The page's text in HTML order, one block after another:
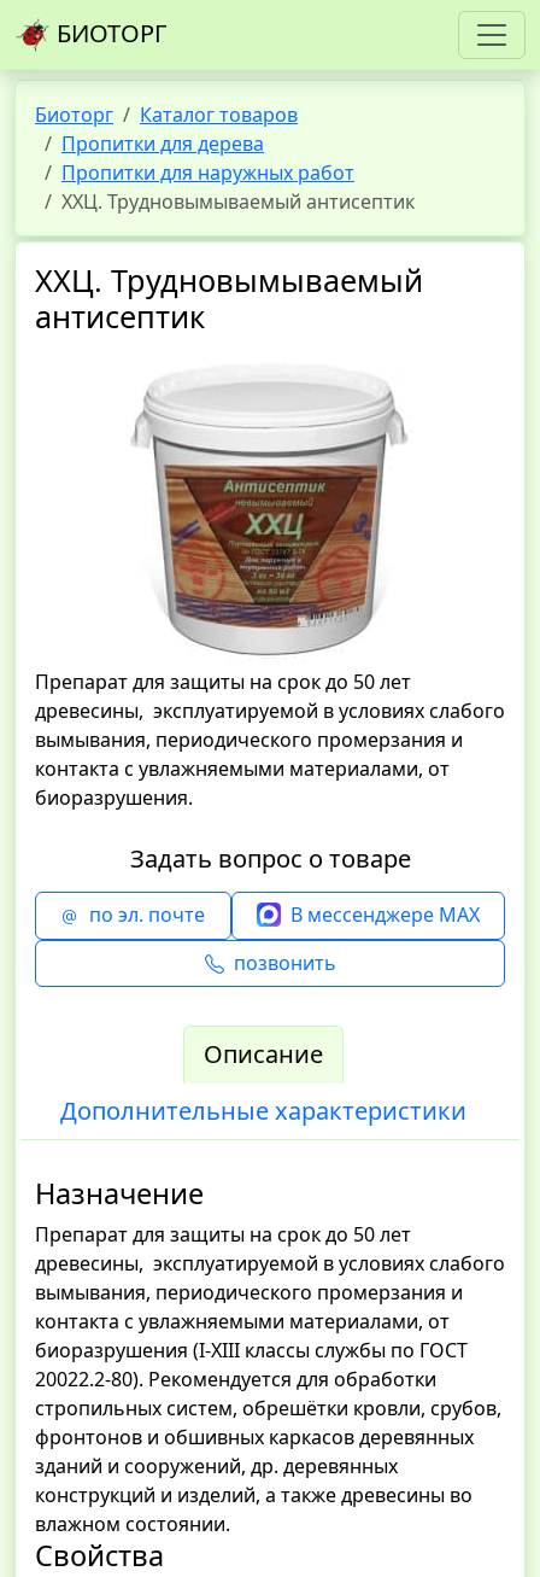
БИОТОРГ
Биоторг
Каталог товаров
Пропитки для дерева
Пропитки для наружных работ
ХХЦ. Трудновымываемый антисептик
ХХЦ. Трудновымываемый
антисептик
Препарат для защиты на срок до 50 лет
древесины, эксплуатируемой в условиях слабого
вымывания, периодического промерзания и
контакта с увлажняемыми материалами, от
биоразрушения.
Задать вопрос о товаре
по эл. почте
В мессенджере MAX
позвонить
Описание
Дополнительные характеристики
Назначение
Препарат для защиты на срок до 50 лет
древесины, эксплуатируемой в условиях слабого
вымывания, периодического промерзания и
контакта с увлажняемыми материалами, от
биоразрушения (I-XIII классы службы по ГОСТ
20022.2-80). Рекомендуется для обработки
стропильных систем, обрешётки кровли, срубов,
фронтонов и обшивных каркасов деревянных
зданий и сооружений, др. деревянных
конструкций и изделий, а также древесины во
влажном состоянии.
Свойства